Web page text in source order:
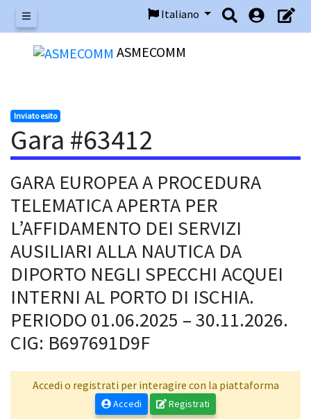
Menu
Italiano
ASMECOMM
Inviato esito
Gara #63412
GARA EUROPEA A PROCEDURA
TELEMATICA APERTA PER
L’AFFIDAMENTO DEI SERVIZI
AUSILIARI ALLA NAUTICA DA
DIPORTO NEGLI SPECCHI ACQUEI
INTERNI AL PORTO DI ISCHIA.
PERIODO 01.06.2025 – 30.11.2026.
CIG: B697691D9F
Accedi o registrati per interagire con la piattaforma
Accedi Registrati